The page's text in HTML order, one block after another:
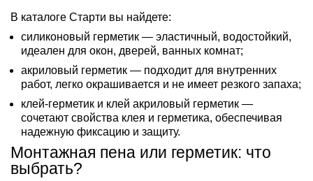
В каталоге Старти вы найдете:
силиконовый герметик — эластичный, водостойкий,
идеален для окон, дверей, ванных комнат;
акриловый герметик — подходит для внутренних
работ, легко окрашивается и не имеет резкого запаха;
клей-герметик и клей акриловый герметик —
сочетают свойства клея и герметика, обеспечивая
надежную фиксацию и защиту.
Монтажная пена или герметик: что
выбрать?